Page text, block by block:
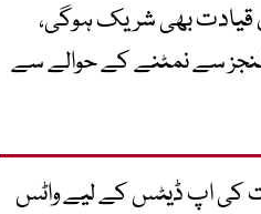
قیادت بھی شریک ہوگی،
سے نمٹنے کے حوالے سے
کی اپ ڈیٹس کے لیے واٹس